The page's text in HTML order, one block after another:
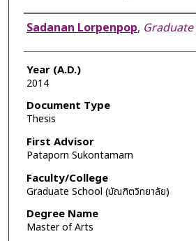
Author
Sadanan Lorpenpop,
Year (A.D.)
2014
Document Type
Thesis
First Advisor
Pataporn Sukontamarn
Faculty/College
Graduate School (บัณฑิตวิทยาลัย)
Degree Name
Master of Arts